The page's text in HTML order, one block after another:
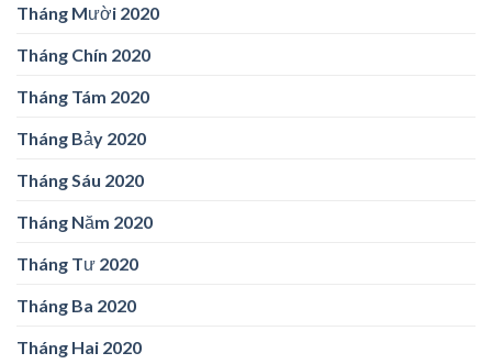
Tháng Mười 2020
Tháng Chín 2020
Tháng Tám 2020
Tháng Bảy 2020
Tháng Sáu 2020
Tháng Năm 2020
Tháng Tư 2020
Tháng Ba 2020
Tháng Hai 2020